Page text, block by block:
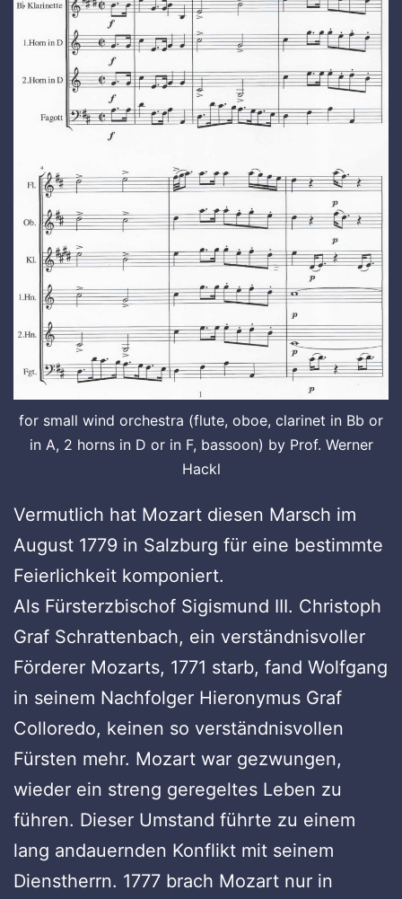
for small wind orchestra (flute, oboe, clarinet in Bb or
in A, 2 horns in D or in F, bassoon) by Prof. Werner
Hackl
Vermutlich hat Mozart diesen Marsch im
August 1779 in Salzburg für eine bestimmte
Feierlichkeit komponiert.
Als Fürsterzbischof Sigismund III. Christoph
Graf Schrattenbach, ein verständnisvoller
Förderer Mozarts, 1771 starb, fand Wolfgang
in seinem Nachfolger Hieronymus Graf
Colloredo, keinen so verständnisvollen
Fürsten mehr. Mozart war gezwungen,
wieder ein streng geregeltes Leben zu
führen. Dieser Umstand führte zu einem
lang andauernden Konflikt mit seinem
Dienstherrn. 1777 brach Mozart nur in